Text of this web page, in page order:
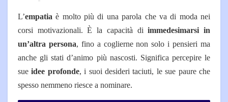
L’empatia è molto più di una parola che va di moda nei
corsi motivazionali.È la capacità diimmedesimarsi in
un’altra persona, fino a coglierne non solo i pensieri ma
anche gli stati d’animo più nascosti. Significa percepire le
sueidee profonde, i suoi desideri taciuti, le sue paure che
spesso nemmeno riesce a nominare.